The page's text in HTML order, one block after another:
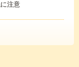
注意